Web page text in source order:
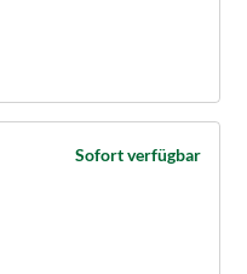
Sofort verfügbar